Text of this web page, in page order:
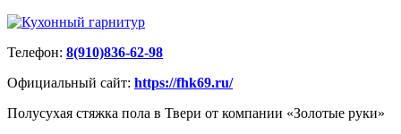
Телефон: 8(910)836-62-98
Официальный сайт: https://fhk69.ru/
Полусухая стяжка пола в Твери от компании «Золотые руки»